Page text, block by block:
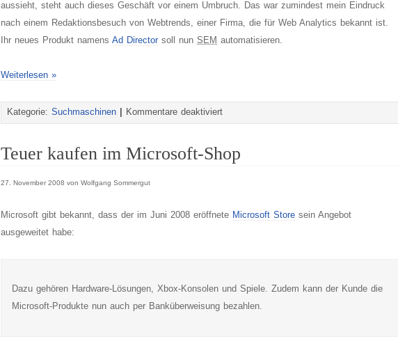
aussieht, steht auch dieses Geschäft vor einem Umbruch. Das war zumindest mein Eindruck
nach einem Redaktionsbesuch von Webtrends, einer Firma, die für Web Analytics bekannt ist.
Ihr neues Produkt namens Ad Director soll nun SEM automatisieren.
Weiterlesen »
Kategorie: Suchmaschinen Kommentare deaktiviertfür
des
Teuer kaufen im Microsoft-Shop
27. November 2008 von Wolfgang Sommergut
Microsoft gibt bekannt, dass der im Juni 2008 eröffnete Microsoft Store sein Angebot
ausgeweitet habe:
Dazu gehören Hardware-Lösungen, Xbox-Konsolen und Spiele. Zudem kann der Kunde die
Microsoft-Produkte nun auch per Banküberweisung bezahlen.